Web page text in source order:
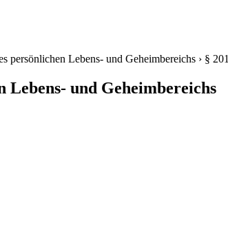
persönlichen Lebens- und Geheimbereichs › § 201
Lebens- und Geheimbereichs